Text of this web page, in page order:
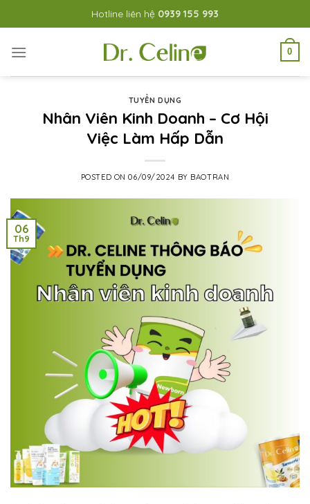
to
Hotline liên hệ 0939 155 993
0
TUYỂN DỤNG
Nhân Viên Kinh Doanh – Cơ Hội
Việc Làm Hấp Dẫn
POSTED ON06/09/2024 BY BAOTRAN
06
Th9